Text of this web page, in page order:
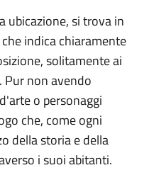
ubicazione, si trova in
indica chiaramente
solitamente ai
non avendo
o personaggi
che, come ogni
della storia e della
i suoi abitanti.